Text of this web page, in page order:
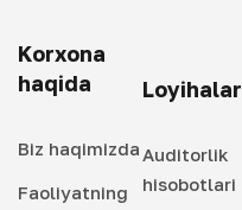
Korxona
haqida
Biz haqimizda
Faoliyatning
Loyihalar
Auditorlik
hisobotlari